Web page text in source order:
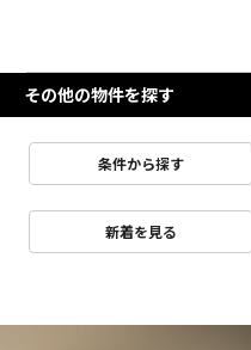
その他の物件を探す
条件から探す
新着を見る